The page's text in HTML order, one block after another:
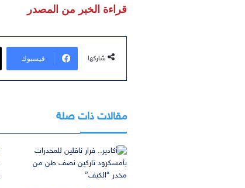
قراءة الخبر من المصدر
شاركها فيسبوك
مقالات ذات صلة